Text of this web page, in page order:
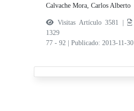
Calvache Mora, Carlos Alberto
Visitas Artículo 3581 |
1329
77 - 92
|Publicado: 2013-11-30